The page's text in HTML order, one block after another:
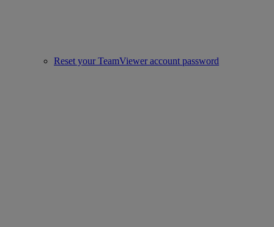
Reset your TeamViewer account password